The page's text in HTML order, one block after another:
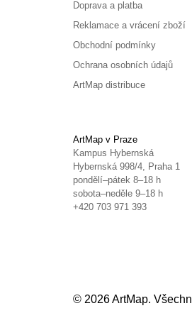
Doprava a platba
Reklamace a vrácení zboží
Obchodní podmínky
Ochrana osobních údajů
ArtMap distribuce
ArtMap v Praze
Kampus Hybernská
Hybernská 998/4, Praha 1
pondělí–pátek 8–18 h
sobota–neděle 9–18 h
+420 703 971 393
© 2026 ArtMap.